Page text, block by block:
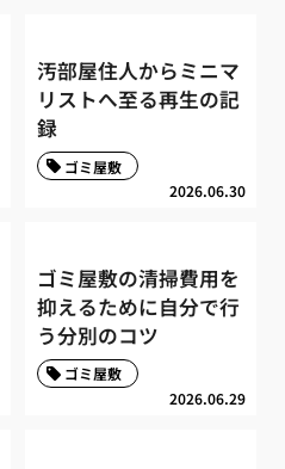
汚部屋住人からミニマ
リストへ至る再生の記
録
2026.06.30
ゴミ屋敷
ゴミ屋敷の清掃費用を
抑えるために自分で行
う分別のコツ
2026.06.29
ゴミ屋敷